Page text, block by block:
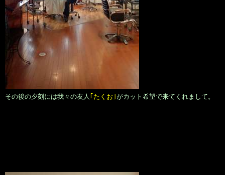
その後の夕刻には我々の友人 ｢たくお｣がカット希望で来てくれまして。